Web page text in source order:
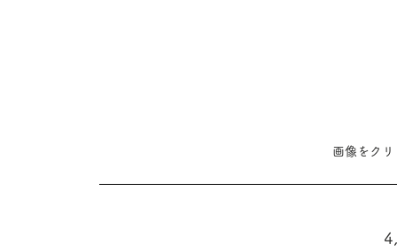
画像をク